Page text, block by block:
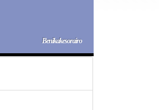
Benikakesorairo